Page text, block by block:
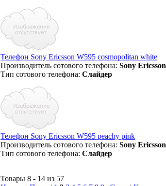
Телефон Sony Ericsson W595 cosmopolitan white
Производитель сотового телефона: Sony Ericsson
Тип сотового телефона: Слайдер
Телефон Sony Ericsson W595 peachy pink
Производитель сотового телефона: Sony Ericsson
Тип сотового телефона: Слайдер
Товары 8 - 14 из 57